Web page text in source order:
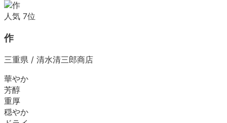
人気 7位
作
三重県 / 清水清三郎商店
華やか
芳醇
重厚
穏やか